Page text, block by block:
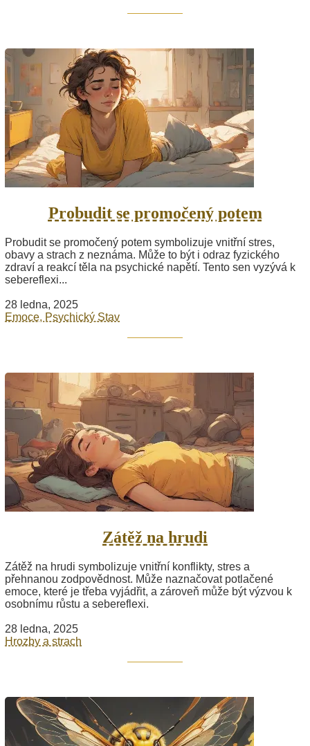
Probudit se promočený potem
Probudit se promočený potem symbolizuje vnitřní stres,
obavy a strach z neznáma. Může to být i odraz fyzického
zdraví a reakcí těla na psychické napětí. Tento sen vyzývá k
sebereflexi...
28 ledna, 2025
Emoce, Psychický Stav
Zátěž na hrudi
Zátěž na hrudi symbolizuje vnitřní konflikty, stres a
přehnanou zodpovědnost. Může naznačovat potlačené
emoce, které je třeba vyjádřit, a zároveň může být výzvou k
osobnímu růstu a sebereflexi.
28 ledna, 2025
Hrozby a strach